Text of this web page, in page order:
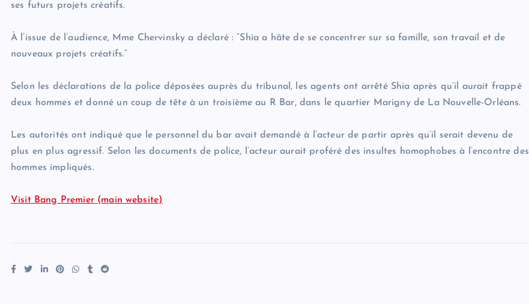
ses futurs projets créatifs.
À l’issue de l’audience, Mme Chervinsky a déclaré : “Shia a hâte de se concentrer sur sa famille, son travail et de
nouveaux projets créatifs.”
Selon les déclarations de la police déposées auprès du tribunal, les agents ont arrêté Shia après qu’il aurait frappé
deux hommes et donné un coup de tête à un troisième au R Bar, dans le quartier Marigny de La Nouvelle-Orléans.
Les autorités ont indiqué que le personnel du bar avait demandé à l’acteur de partir après qu’il serait devenu de
plus en plus agressif. Selon les documents de police, l’acteur aurait proféré des insultes homophobes à l’encontre des
hommes impliqués.
Visit Bang Premier (main website)